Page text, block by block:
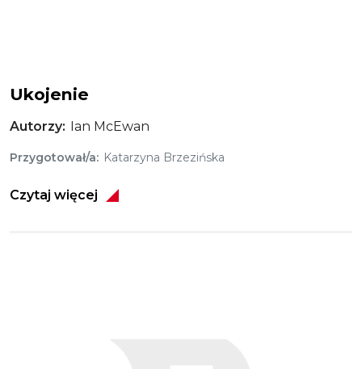
Ukojenie
Autorzy Ian McEwan
Przygotował/a Katarzyna Brzezińska
Czytaj więcej